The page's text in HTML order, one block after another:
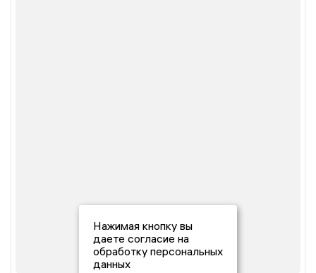
Нажимая кнопку вы
даете согласие на
обработку персональных
данных